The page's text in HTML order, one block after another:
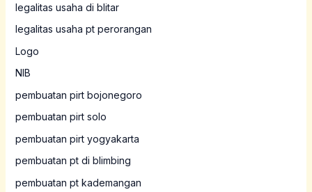
legalitas usaha di blitar
legalitas usaha pt perorangan
Logo
NIB
pembuatan pirt bojonegoro
pembuatan pirt solo
pembuatan pirt yogyakarta
pembuatan pt di blimbing
pembuatan pt kademangan